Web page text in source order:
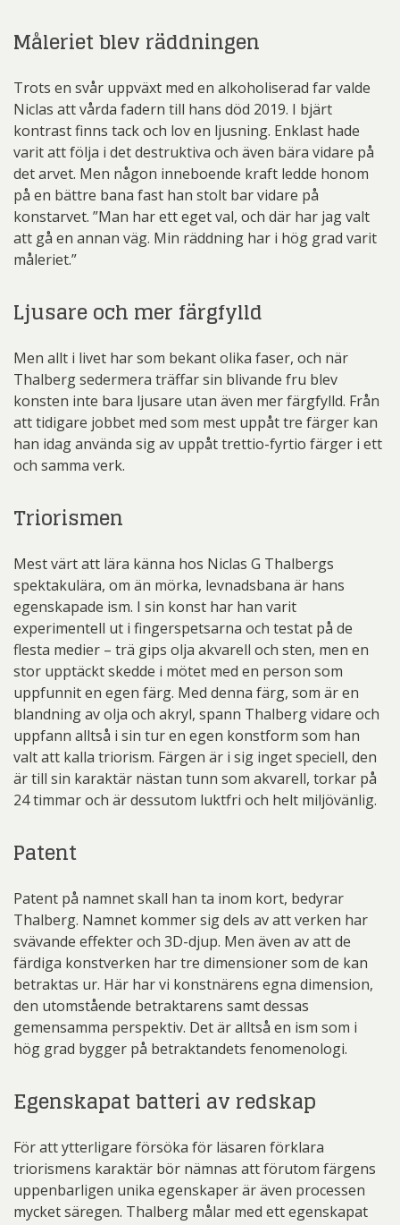
Måleriet blev räddningen
Trots en svår uppväxt med en alkoholiserad far valde
Niclas att vårda fadern till hans död 2019. I bjärt
kontrast finns tack och lov en ljusning. Enklast hade
varit att följa i det destruktiva och även bära vidare på
det arvet. Men någon inneboende kraft ledde honom
på en bättre bana fast han stolt bar vidare på
konstarvet. ”Man har ett eget val, och där har jag valt
att gå en annan väg. Min räddning har i hög grad varit
måleriet.”
Ljusare och mer färgfylld
Men allt i livet har som bekant olika faser, och när
Thalberg sedermera träffar sin blivande fru blev
konsten inte bara ljusare utan även mer färgfylld. Från
att tidigare jobbet med som mest uppåt tre färger kan
han idag använda sig av uppåt trettio-fyrtio färger i ett
och samma verk.
Triorismen
Mest värt att lära känna hos Niclas G Thalbergs
spektakulära, om än mörka, levnadsbana är hans
egenskapade ism. I sin konst har han varit
experimentell ut i fingerspetsarna och testat på de
flesta medier – trä gips olja akvarell och sten, men en
stor upptäckt skedde i mötet med en person som
uppfunnit en egen färg. Med denna färg, som är en
blandning av olja och akryl, spann Thalberg vidare och
uppfann alltså i sin tur en egen konstform som han
valt att kalla triorism. Färgen är i sig inget speciell, den
är till sin karaktär nästan tunn som akvarell, torkar på
24 timmar och är dessutom luktfri och helt miljövänlig.
Patent
Patent på namnet skall han ta inom kort, bedyrar
Thalberg. Namnet kommer sig dels av att verken har
svävande effekter och 3D-djup. Men även av att de
färdiga konstverken har tre dimensioner som de kan
betraktas ur. Här har vi konstnärens egna dimension,
den utomstående betraktarens samt dessas
gemensamma perspektiv. Det är alltså en ism som i
hög grad bygger på betraktandets fenomenologi.
Egenskapat batteri av redskap
För att ytterligare försöka för läsaren förklara
triorismens karaktär bör nämnas att förutom färgens
uppenbarligen unika egenskaper är även processen
mycket säregen. Thalberg målar med ett egenskapat